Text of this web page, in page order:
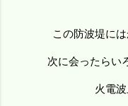
この防波堤に
次に会ったらい
火電